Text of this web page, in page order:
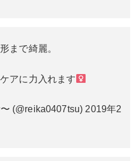
まで綺麗。
アに力入れます‍
(@reika0407tsu) 2019年2